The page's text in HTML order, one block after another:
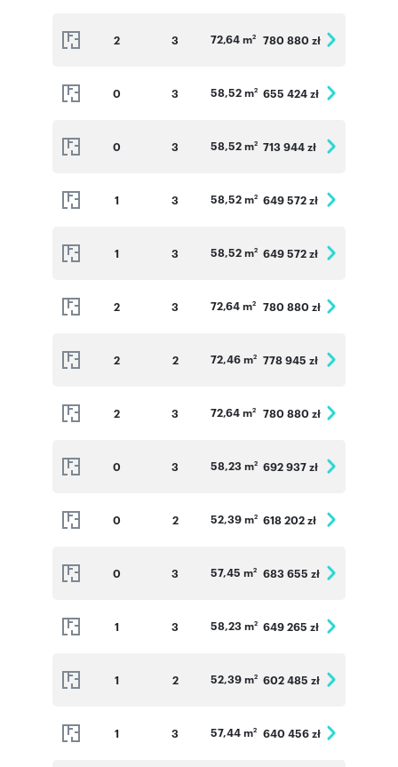
2 3 72,64 m2 780 880 zł
0 3 58,52 m2 655 424 zł
0 3 58,52 m2 713 944 zł
1 3 58,52 m2 649 572 zł
1 3 58,52 m2 649 572 zł
2 3 72,64 m2 780 880 zł
2 2 72,46 m2 778 945 zł
2 3 72,64 m2 780 880 zł
0 3 58,23 m2 692 937 zł
0 2 52,39 m2 618 202 zł
0 3 57,45 m2 683 655 zł
1 3 58,23 m2 649 265 zł
1 2 52,39 m2 602 485 zł
1 3 57,44 m2 640 456 zł